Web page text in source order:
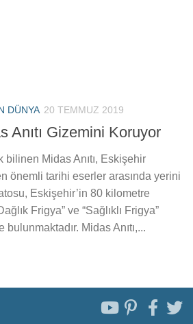
DÜNYA 20 TEMMUZ 2019
Anıtı Gizemini Koruyor
bilinen Midas Anıtı, Eskişehir
önemli tarihi eserler arasında yerini
Eskişehir’in 80 kilometre
Frigya” ve “Sağlıklı Frigya”
Midas Anıtı,...